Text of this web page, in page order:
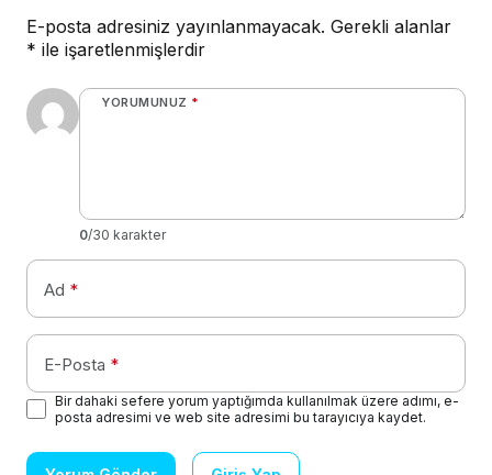
E-posta adresiniz yayınlanmayacak. Gerekli alanlar
* ile işaretlenmişlerdir
YORUMUNUZ *
0/30 karakter
Ad *
E-Posta *
Bir dahaki sefere yorum yaptığımda kullanılmak üzere adımı, e-
posta adresimi ve web site adresimi bu tarayıcıya kaydet.